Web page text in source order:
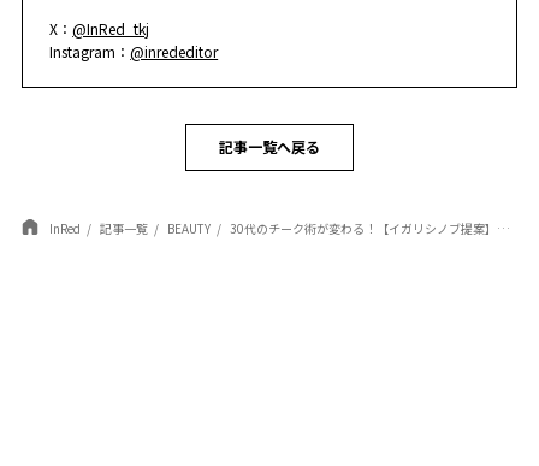
X：@InRed_tkj
Instagram：@inrededitor
記事一覧へ戻る
InRed 記事一覧 BEAUTY 30代のチーク術が変わる！【イガリシノブ提案】「2段チーク」で叶える、じんわり色っぽ大人顔